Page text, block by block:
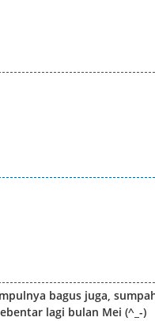
bagus juga,
lagi bulan Mei (^_-)